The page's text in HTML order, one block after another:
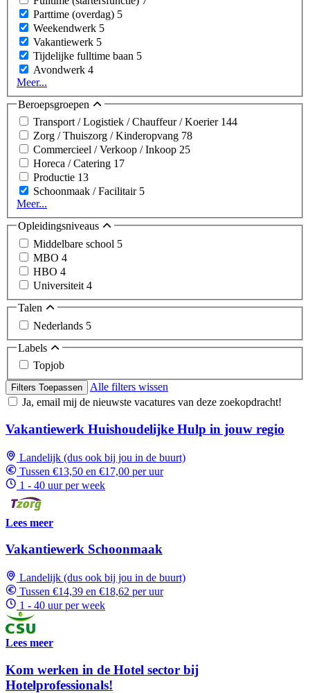
Parttime (overdag) 5
Weekendwerk 5
Vakantiewerk 5
Tijdelijke fulltime baan 5
Avondwerk 4
Meer...
Beroepsgroepen
Transport / Logistiek / Chauffeur / Koerier 144
Zorg / Thuiszorg / Kinderopvang 78
Commercieel / Verkoop / Inkoop 25
Horeca / Catering 17
Productie 13
Schoonmaak / Facilitair 5
Meer...
Opleidingsniveaus
Middelbare school 5
MBO 4
HBO 4
Universiteit 4
Talen
Nederlands 5
Labels
Topjob
Filters Toepassen
Alle filters wissen
Ja, email mij de nieuwste vacatures van deze zoekopdracht!
Vakantiewerk Huishoudelijke Hulp in jouw regio
Landelijk (dus ook bij jou in de buurt)
Tussen €13,50 en €17,00 per uur
1 - 40 uur per week
Lees meer
Vakantiewerk Schoonmaak
Landelijk (dus ook bij jou in de buurt)
Tussen €14,39 en €18,62 per uur
1 - 40 uur per week
Lees meer
Kom werken in de Hotel sector bij
Hotelprofessionals!